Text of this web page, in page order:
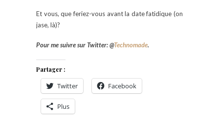
Et vous, que feriez-vous avant la date fatidique (on
jase, là)?
Pour me suivre sur Twitter: @Technomade.
Partager :
Twitter Facebook
Plus